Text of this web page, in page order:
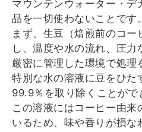
マウンテンウォーター・デ
品を一切使わないことです。
まず、生豆（焙煎前のコ
し、温度や水の流れ、 圧力
厳密に管理した環境で処理
特別な水の溶液に豆をひた
99.9％ を取り除くことがで
この溶液にはコーヒー由来
いるため、 味や香りが損な